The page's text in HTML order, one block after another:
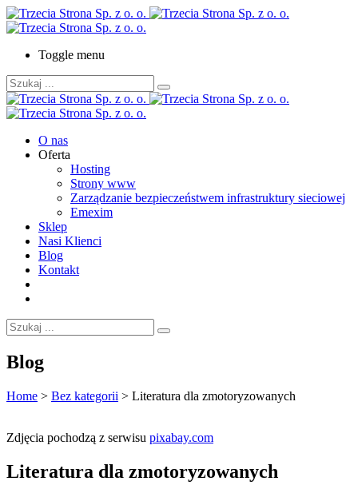
Toggle menu
O nas
Oferta
Hosting
Strony www
Zarządzanie bezpieczeństwem infrastruktury sieciowej
Emexim
Sklep
Nasi Klienci
Blog
Kontakt
Blog
Home > Bez kategorii > Literatura dla zmotoryzowanych
Zdjęcia pochodzą z serwisu pixabay.com
Literatura dla zmotoryzowanych